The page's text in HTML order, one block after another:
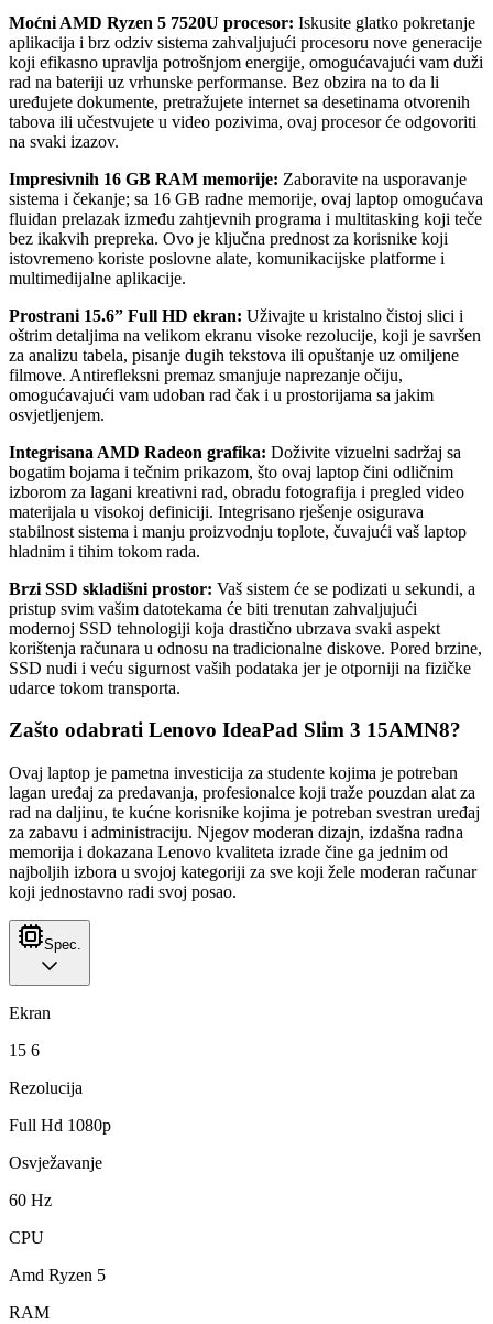
Moćni AMD Ryzen 5 7520U procesor: Iskusite glatko pokretanje
aplikacija i brz odziv sistema zahvaljujući procesoru nove generacije
koji efikasno upravlja potrošnjom energije, omogućavajući vam duži
rad na bateriji uz vrhunske performanse. Bez obzira na to da li
uređujete dokumente, pretražujete internet sa desetinama otvorenih
tabova ili učestvujete u video pozivima, ovaj procesor će odgovoriti
na svaki izazov.
Impresivnih 16 GB RAM memorije: Zaboravite na usporavanje
sistema i čekanje; sa 16 GB radne memorije, ovaj laptop omogućava
fluidan prelazak između zahtjevnih programa i multitasking koji teče
bez ikakvih prepreka. Ovo je ključna prednost za korisnike koji
istovremeno koriste poslovne alate, komunikacijske platforme i
multimedijalne aplikacije.
Prostrani 15.6” Full HD ekran: Uživajte u kristalno čistoj slici i
oštrim detaljima na velikom ekranu visoke rezolucije, koji je savršen
za analizu tabela, pisanje dugih tekstova ili opuštanje uz omiljene
filmove. Antirefleksni premaz smanjuje naprezanje očiju,
omogućavajući vam udoban rad čak i u prostorijama sa jakim
osvjetljenjem.
Integrisana AMD Radeon grafika: Doživite vizuelni sadržaj sa
bogatim bojama i tečnim prikazom, što ovaj laptop čini odličnim
izborom za lagani kreativni rad, obradu fotografija i pregled video
materijala u visokoj definiciji. Integrisano rješenje osigurava
stabilnost sistema i manju proizvodnju toplote, čuvajući vaš laptop
hladnim i tihim tokom rada.
Brzi SSD skladišni prostor: Vaš sistem će se podizati u sekundi, a
pristup svim vašim datotekama će biti trenutan zahvaljujući
modernoj SSD tehnologiji koja drastično ubrzava svaki aspekt
korištenja računara u odnosu na tradicionalne diskove. Pored brzine,
SSD nudi i veću sigurnost vaših podataka jer je otporniji na fizičke
udarce tokom transporta.
Zašto odabrati Lenovo IdeaPad Slim 3 15AMN8?
Ovaj laptop je pametna investicija za studente kojima je potreban
lagan uređaj za predavanja, profesionalce koji traže pouzdan alat za
rad na daljinu, te kućne korisnike kojima je potreban svestran uređaj
za zabavu i administraciju. Njegov moderan dizajn, izdašna radna
memorija i dokazana Lenovo kvaliteta izrade čine ga jednim od
najboljih izbora u svojoj kategoriji za sve koji žele moderan računar
koji jednostavno radi svoj posao.
Spec.
Ekran
15 6
Rezolucija
Full Hd 1080p
Osvježavanje
60 Hz
CPU
Amd Ryzen 5
RAM